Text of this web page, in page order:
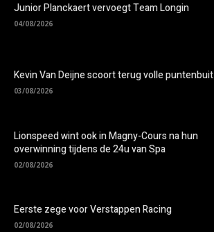
Junior Planckaert vervoegt Team Longin
04/08/2026
Kevin Van Deijne scoort terug volle puntenbuit
03/08/2026
Lionspeed wint ook in Magny-Cours na hun
overwinning tijdens de 24u van Spa
02/08/2026
Eerste zege voor Verstappen Racing
02/08/2026